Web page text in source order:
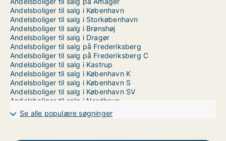
Andelsboliger til salg i København
Andelsboliger til salg i Storkøbenhavn
Andelsboliger til salg i Brønshøj
Andelsboliger til salg i Dragør
Andelsboliger til salg på Frederiksberg
Andelsboliger til salg på Frederiksberg C
Andelsboliger til salg i Kastrup
Andelsboliger til salg i København K
Andelsboliger til salg i København S
Andelsboliger til salg i København SV
Andelsboliger til salg i Nordhavn
Andelsboliger til salg på Nørrebro
Andelsboliger til salg i Valby
Se alle populære søgninger